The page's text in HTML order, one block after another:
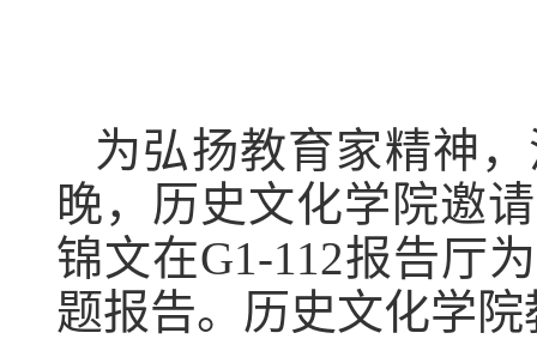
为弘扬教育家精神
晚，历史文化学院邀
锦文在G1-112报告厅
题报告。历史文化学